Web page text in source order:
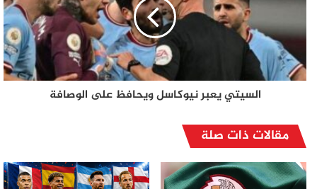
السيتي يعبر نيوكاسل ويحافظ على الوصافة
مقالات ذات صلة